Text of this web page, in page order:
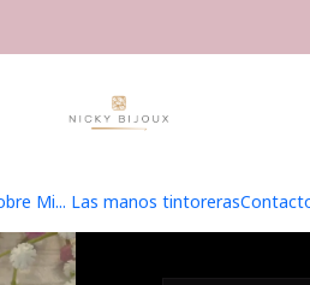
Mi... Las manos tintoreras